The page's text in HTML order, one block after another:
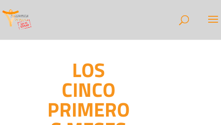
LOS
CINCO
PRIMERO